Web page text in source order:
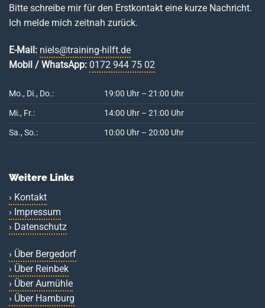
Bitte schreibe mir für den Erstkontakt eine kurze Nachricht.
Ich melde mich zeitnah zurück.
E-Mail: niels@training-hilft.de
Mobil / WhatsApp: 0172 944 75 02
Mo., Di., Do.:
19:00 Uhr – 21:00 Uhr
Mi., Fr.:
14:00 Uhr – 21:00 Uhr
Sa., So.:
10:00 Uhr – 20:00 Uhr
Weitere Links
› Kontakt
› Impressum
› Datenschutz
› Über Bergedorf
› Über Reinbek
› Über Aumühle
› Über Hamburg